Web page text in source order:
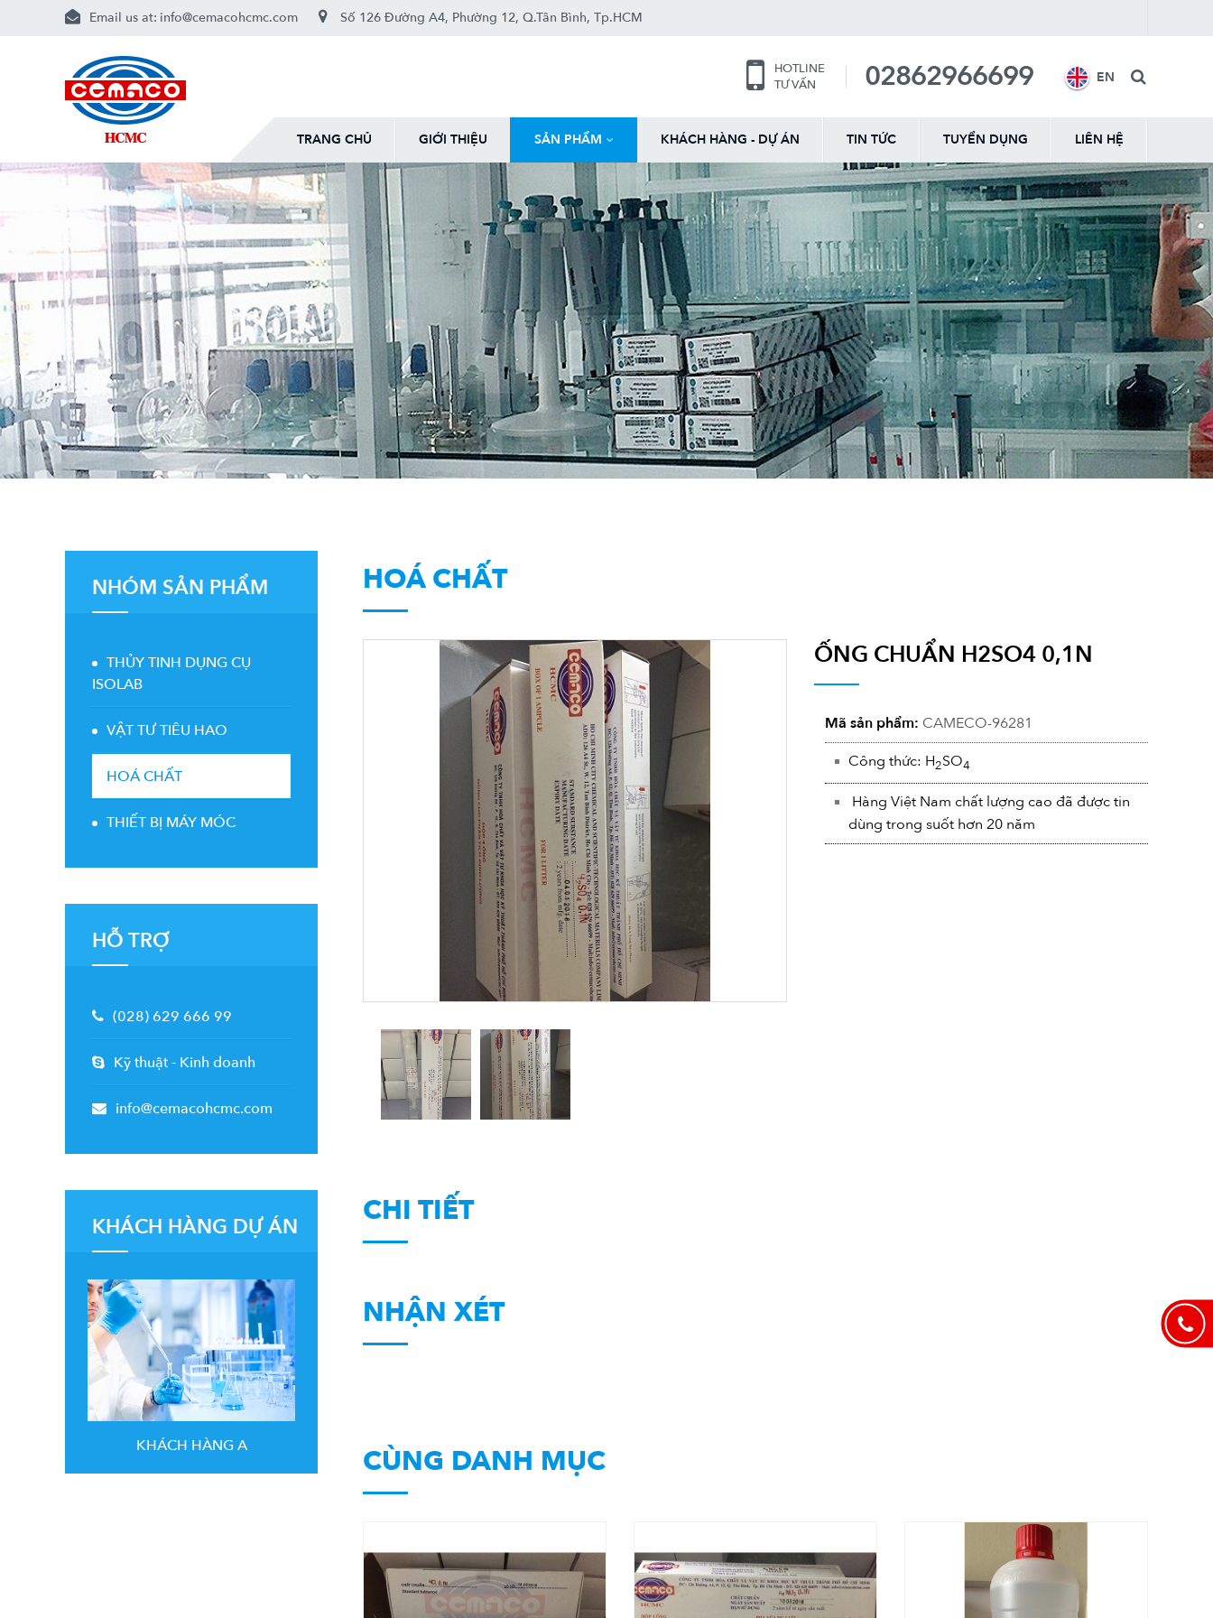
Email us at: info@cemacohcmc.com Số 126 Đường A4, Ph­ường 12, Q.Tân Bình, Tp.HCM
HOTLINE
TƯ VẤN
02862966699 EN
TRANG CHỦ GIỚI THIỆU SẢN PHẨM KHÁCH HÀNG - DỰ ÁN TIN TỨC TUYỂN DỤNG LIÊN HỆ
HOÁ CHẤT
ỐNG CHUẨN H2SO4 0,1N
Mã sản phẩm: CAMECO-96281
Công thức: H2SO4
Hàng Việt Nam chất lượng cao đã được tin
dùng trong suốt hơn 20 năm
CHI TIẾT
NHẬN XÉT
CÙNG DANH MỤC
NHÓM SẢN PHẨM
THỦY TINH DỤNG CỤ
ISOLAB
VẬT TƯ TIÊU HAO
HOÁ CHẤT
THIẾT BỊ MÁY MÓC
HỖ TRỢ
(028) 629 666 99
Kỹ thuật- Kinh doanh
info@cemacohcmc.com
KHÁCH HÀNG DỰ ÁN
KHÁCH HÀNG A